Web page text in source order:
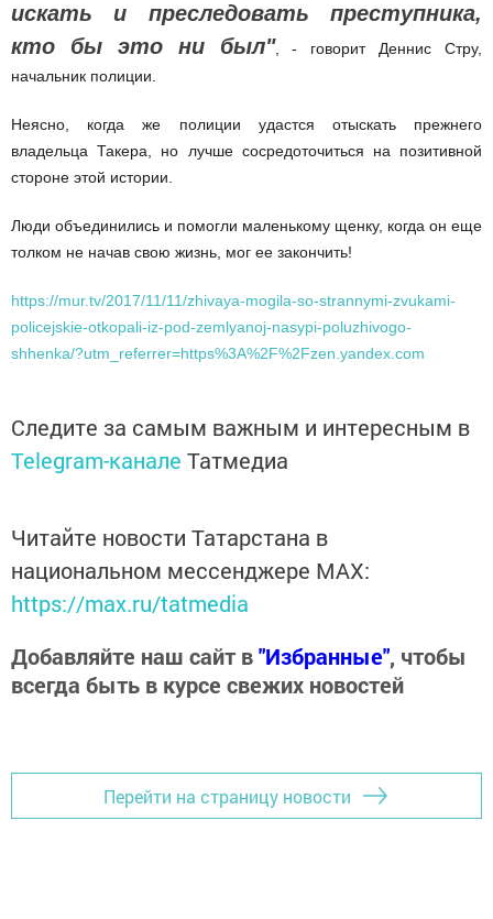
искать и преследовать преступника,
кто бы это ни был", - говорит Деннис Стру,
начальник полиции.
Неясно, когда же полиции удастся отыскать прежнего
владельца Такера, но лучше сосредоточиться на позитивной
стороне этой истории.
Люди объединились и помогли маленькому щенку, когда он еще
толком не начав свою жизнь, мог ее закончить!
https://mur.tv/2017/11/11/zhivaya-mogila-so-strannymi-zvukami-
policejskie-otkopali-iz-pod-zemlyanoj-nasypi-poluzhivogo-
shhenka/?utm_referrer=https%3A%2F%2Fzen.yandex.com
Следите за самым важным и интересным в
Telegram-канале Татмедиа
Читайте новости Татарстана в
национальном мессенджере MАХ:
https://max.ru/tatmedia
Добавляйте наш сайт в"Избранные", чтобы
всегда быть в курсе свежих новостей
Перейти на страницу новости